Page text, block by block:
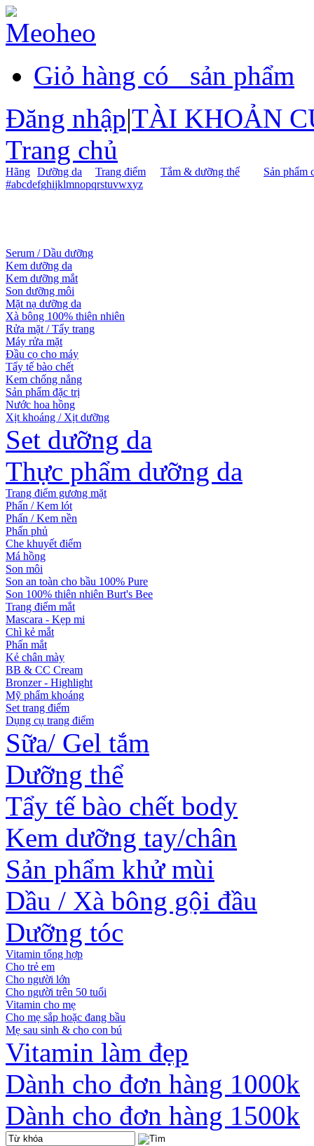
Giỏ hàng có
sản phẩm
Đăng nhập|TÀI KHOẢN
Trang chủ
Hãng Dưỡng da Trang điểm Tắm & dưỡng thể
Sản phẩm
#abcdefghijklmnopqrstuvwxyz
Serum / Dầu dưỡng
Kem dưỡng da
Kem dưỡng mắt
Son dưỡng môi
Mặt nạ dưỡng da
Xà bông 100% thiên nhiên
Rửa mặt / Tẩy trang
Máy rửa mặt
Đầu cọ cho máy
Tẩy tế bào chết
Kem chống nắng
Sản phẩm đặc trị
Nước hoa hồng
Xịt khoáng / Xịt dưỡng
Set dưỡng da
Thực phẩm dưỡng da
Trang điểm gương mặt
Phấn / Kem lót
Phấn / Kem nền
Phấn phủ
Che khuyết điểm
Má hồng
Son môi
Son an toàn cho bầu 100% Pure
Son 100% thiên nhiên Burt's Bee
Trang điểm mắt
Mascara - Kẹp mi
Chì kẻ mắt
Phấn mắt
Kẻ chân mày
BB & CC Cream
Bronzer - Highlight
Mỹ phẩm khoáng
Set trang điểm
Dụng cụ trang điểm
Sữa/ Gel tắm
Dưỡng thể
Tẩy tế bào chết body
Kem dưỡng tay/chân
Sản phẩm khử mùi
Dầu / Xà bông gội đầu
Dưỡng tóc
Vitamin tổng hợp
Cho trẻ em
Cho người lớn
Cho người trên 50 tuổi
Vitamin cho mẹ
Cho mẹ sắp hoặc đang bầu
Mẹ sau sinh & cho con bú
Vitamin làm đẹp
Dành cho đơn hàng 1000k
Dành cho đơn hàng 1500k